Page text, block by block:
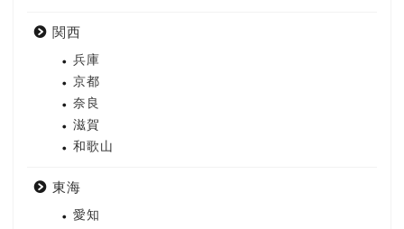
関西
兵庫
京都
奈良
滋賀
和歌山
東海
愛知